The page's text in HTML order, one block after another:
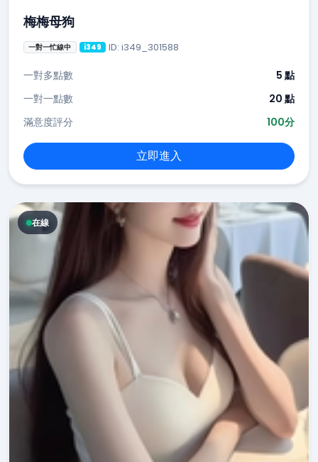
梅梅母狗
一對一忙線中 i349 ID: i349_301588
一對多點數
5 點
一對一點數
20 點
滿意度評分
100分
立即進入
在線